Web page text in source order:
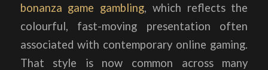
bonanza game gambling, which reflects the
colourful, fast-moving presentation often
associated with contemporary online gaming.
That style is now common across many